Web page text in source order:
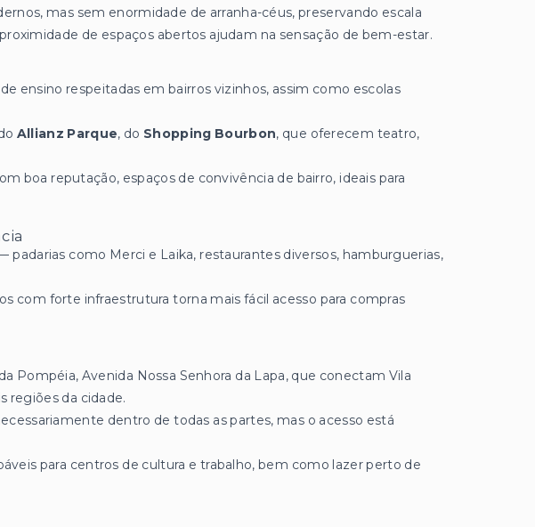
mas sem enormidade de arranha-céus, preservando escala
de espaços abertos ajudam na sensação de bem-estar.
ensino respeitadas em bairros vizinhos, assim como escolas
Allianz Parque, do Shopping Bourbon, que oferecem teatro,
boa reputação, espaços de convivência de bairro, ideais para
como Merci e Laika, restaurantes diversos, hamburguerias,
com forte infraestrutura torna mais fácil acesso para compras
Pompéia, Avenida Nossa Senhora da Lapa, que conectam Vila
regiões da cidade.
dentro de todas as partes, mas o acesso está
para centros de cultura e trabalho, bem como lazer perto de